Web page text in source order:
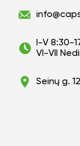
I-V 8:30-
VI-VII
Seinų g.